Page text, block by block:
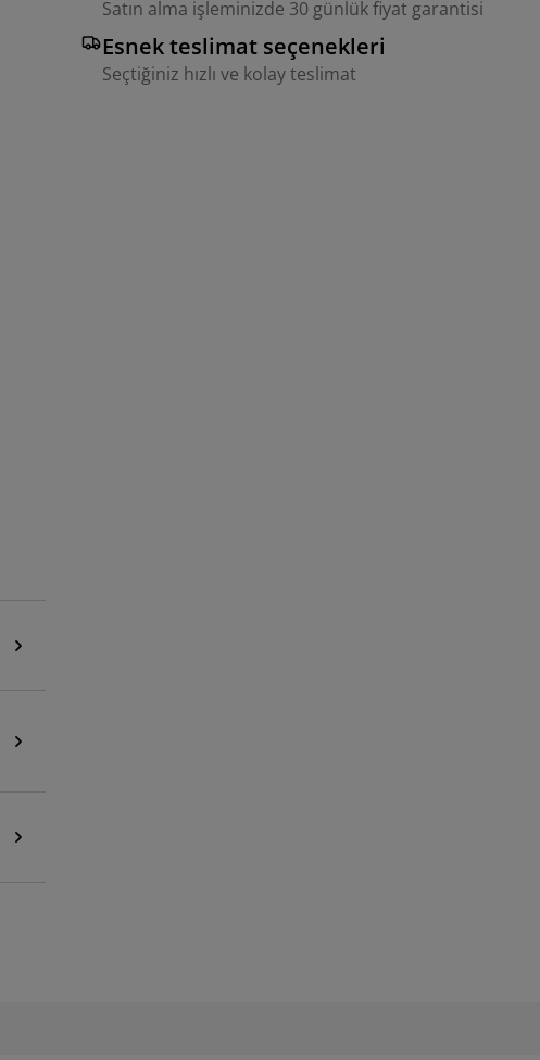
Satın alma işleminizde 30 günlük fiyat garantisi
Esnek teslimat seçenekleri
Seçtiğiniz hızlı ve kolay teslimat